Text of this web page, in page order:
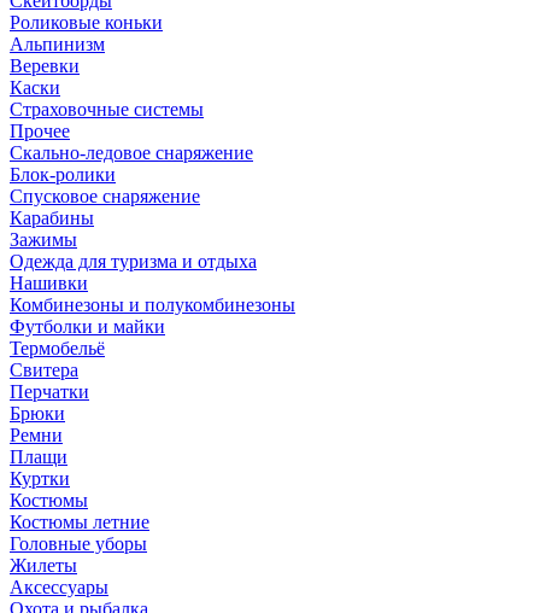
Роликовые коньки
Альпинизм
Веревки
Каски
Страховочные системы
Прочее
Скально-ледовое снаряжение
Блок-ролики
Спусковое снаряжение
Карабины
Зажимы
Одежда для туризма и отдыха
Нашивки
Комбинезоны и полукомбинезоны
Футболки и майки
Термобельё
Свитера
Перчатки
Брюки
Ремни
Плащи
Куртки
Костюмы
Костюмы летние
Головные уборы
Жилеты
Аксессуары
Охота и рыбалка